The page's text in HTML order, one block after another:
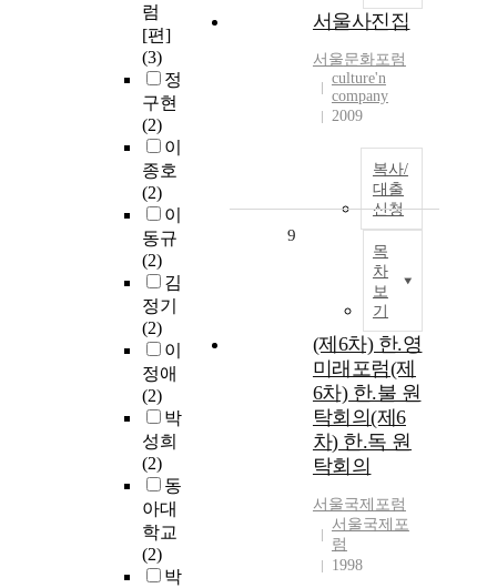
럼
[편]
(3)
정
구현
(2)
이
종호
(2)
이
동규
(2)
김
정기
(2)
이
정애
(2)
박
성희
(2)
동
아대
학교
(2)
박
서울사진집
서울문화포럼
culture'n
company
2009
복사/
대출
신청
목
차
보
기
9
(제6차) 한.영
미래포럼(제
6차) 한.불 원
탁회의(제6
차) 한.독 원
탁회의
서울국제 포럼
서울국제포
럼
1998